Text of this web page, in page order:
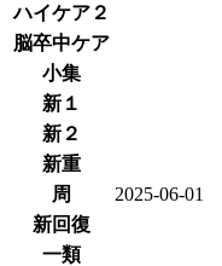
ハイケア２
脳卒中ケア
小集
新１
新２
新重
周
2025-06-01
新回復
一類